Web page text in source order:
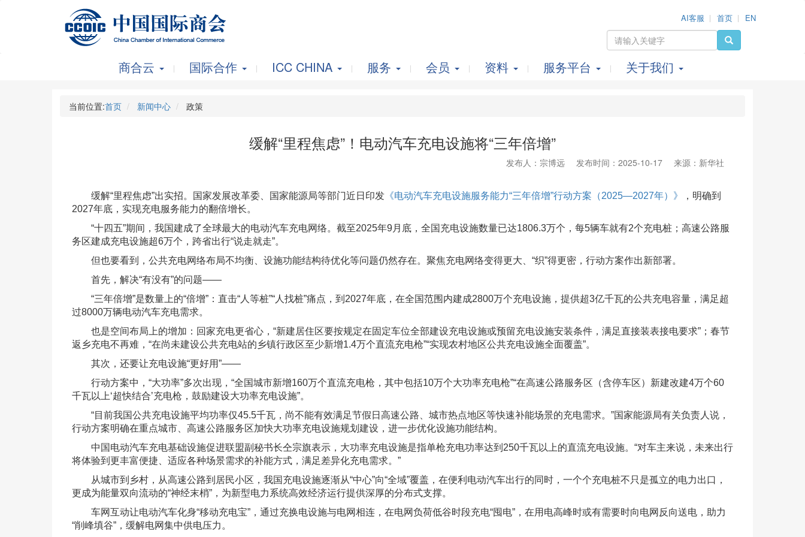
AI客服 首页 EN
商合云 国际合作 ICC CHINA 服务 会员 资料 服务平台 关于我们
当前位置:首页 新闻中心 政策
缓解“里程焦虑”！电动汽车充电设施将“三年倍增”
发布人：宗博远 发布时间：2025-10-17 来源：新华社
缓解“里程焦虑”出实招。国家发展改革委、国家能源局等部门近日印发 《电动汽车充电设施服务能力“三年倍增”行动方案（2025—2027年）》
，明确到
2027年底，实现充电服务能力的翻倍增长。
“十四五”期间，我国建成了全球最大的电动汽车充电网络。截至2025年9月底，全国充电设施数量已达1806.3万个，每5辆车就有2个充电桩；高速公路服
务区建成充电设施超6万个，跨省出行“说走就走”。
但也要看到，公共充电网络布局不均衡、设施功能结构待优化等问题仍然存在。聚焦充电网络变得更大、“织”得更密，行动方案作出新部署。
首先，解决“有没有”的问题——
“三年倍增”是数量上的“倍增”：直击“人等桩”“人找桩”痛点，到2027年底，在全国范围内建成2800万个充电设施，提供超3亿千瓦的公共充电容量，满足超
过8000万辆电动汽车充电需求。
也是空间布局上的增加：回家充电更省心，“新建居住区要按规定在固定车位全部建设充电设施或预留充电设施安装条件，满足直接装表接电要求”；春节
返乡充电不再难，“在尚未建设公共充电站的乡镇行政区至少新增1.4万个直流充电枪”“实现农村地区公共充电设施全面覆盖”。
其次，还要让充电设施“更好用”——
行动方案中，“大功率”多次出现，“全国城市新增160万个直流充电枪，其中包括10万个大功率充电枪”“在高速公路服务区（含停车区）新建改建4万个60
千瓦以上‘超快结合’充电枪，鼓励建设大功率充电设施”。
“目前我国公共充电设施平均功率仅45.5千瓦，尚不能有效满足节假日高速公路、城市热点地区等快速补能场景的充电需求。”国家能源局有关负责人说，
行动方案明确在重点城市、高速公路服务区加快大功率充电设施规划建设，进一步优化设施功能结构。
中国电动汽车充电基础设施促进联盟副秘书长仝宗旗表示，大功率充电设施是指单枪充电功率达到250千瓦以上的直流充电设施。“对车主来说，未来出行
将体验到更丰富便捷、适应各种场景需求的补能方式，满足差异化充电需求。”
从城市到乡村，从高速公路到居民小区，我国充电设施逐渐从“中心”向“全域”覆盖，在便利电动汽车出行的同时，一个个充电桩不只是孤立的电力出口，
更成为能量双向流动的“神经末梢”，为新型电力系统高效经济运行提供深厚的分布式支撑。
车网互动让电动汽车化身“移动充电宝”，通过充换电设施与电网相连，在电网负荷低谷时段充电“囤电”，在用电高峰时或有需要时向电网反向送电，助力
“削峰填谷”，缓解电网集中供电压力。